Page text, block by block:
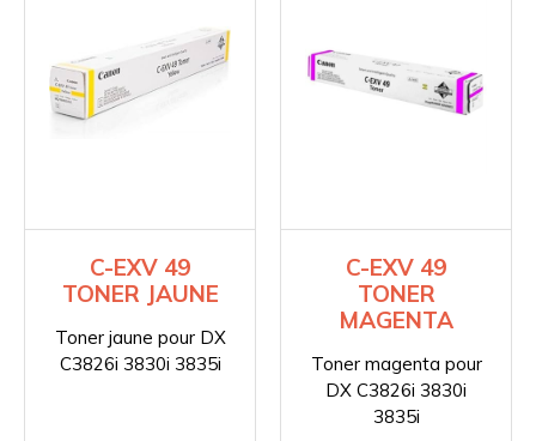
C-EXV 49
TONER JAUNE
Toner jaune pour DX
C3826i 3830i 3835i
C-EXV 49
TONER
MAGENTA
Toner magenta pour
DX C3826i 3830i
3835i